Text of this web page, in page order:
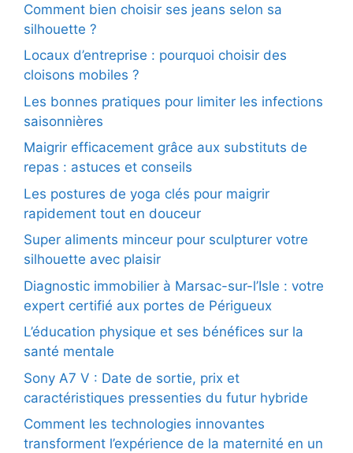
Comment bien choisir ses jeans selon sa
silhouette ?
Locaux d’entreprise : pourquoi choisir des
cloisons mobiles ?
Les bonnes pratiques pour limiter les infections
saisonnières
Maigrir efficacement grâce aux substituts de
repas : astuces et conseils
Les postures de yoga clés pour maigrir
rapidement tout en douceur
Super aliments minceur pour sculpturer votre
silhouette avec plaisir
Diagnostic immobilier à Marsac-sur-l’Isle : votre
expert certifié aux portes de Périgueux
L’éducation physique et ses bénéfices sur la
santé mentale
Sony A7 V : Date de sortie, prix et
caractéristiques pressenties du futur hybride
Comment les technologies innovantes
transforment l’expérience de la maternité en un